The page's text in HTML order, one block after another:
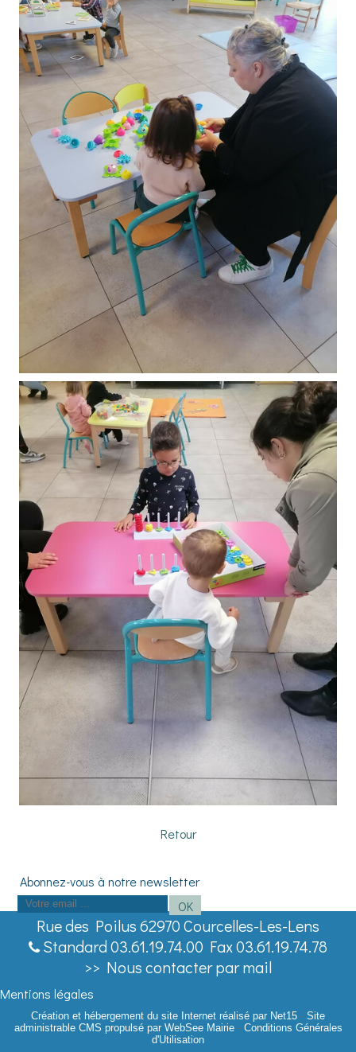
Retour
votre
adresse
email
(obligatoire)
OK
Rue des Poilus 62970 Courcelles-Les-Lens
Standard 03.61.19.74.00 Fax 03.61.19.74.78
>> Nous contacter par mail
Mentions légales
Création et hébergement du site Internet réalisé par Net15 - Site
administrable CMS propulsé par WebSee Mairie- Conditions Générales
d'Utilisation